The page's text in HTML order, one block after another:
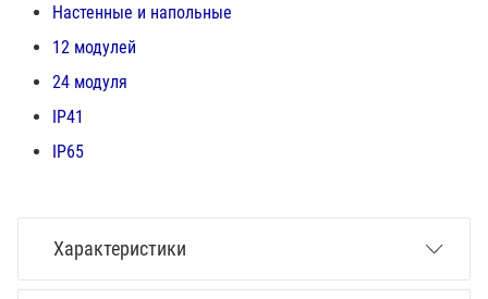
Настенные и напольные
12 модулей
24 модуля
IP41
IP65
Характеристики